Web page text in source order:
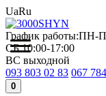
UaRu
График работы:ПН-
СБ 10:00-17:00
ВС выходной
093 803 02 83 067
0